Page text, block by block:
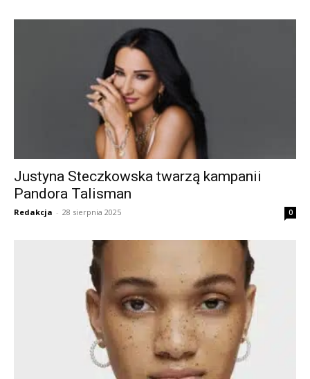
Justyna Steczkowska twarzą kampanii
Pandora Talisman
Redakcja - 28 sierpnia 2025 0